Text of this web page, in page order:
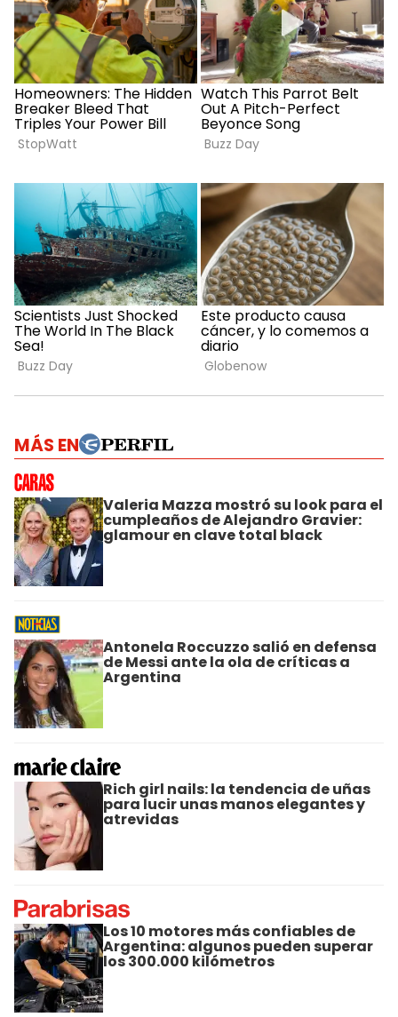
MÁS EN
Valeria Mazza mostró su look para el
cumpleaños de Alejandro Gravier:
glamour en clave total black
Antonela Roccuzzo salió en defensa
de Messi ante la ola de críticas a
Argentina
Rich girl nails: la tendencia de uñas
para lucir unas manos elegantes y
atrevidas
Los 10 motores más confiables de
Argentina: algunos pueden superar
los 300.000 kilómetros